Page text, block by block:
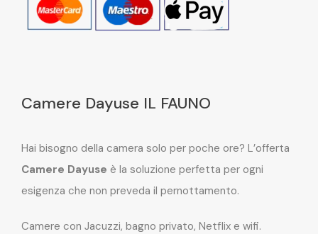
Camere Dayuse IL FAUNO
Hai bisogno della camera solo per poche ore? L’offerta
Camere Dayuse è la soluzione perfetta per ogni
esigenza che non preveda il pernottamento.
Camere con Jacuzzi, bagno privato, Netflix e wifi.